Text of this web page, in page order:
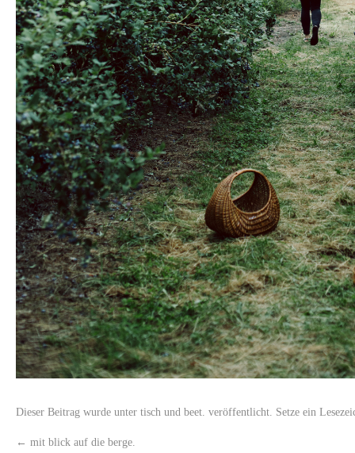
Dieser Beitrag wurde unter tisch und beet. veröffentlicht. Setze ein
← mit blick auf die berge.